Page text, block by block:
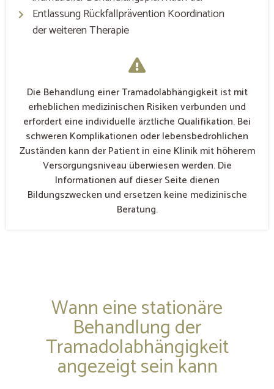
Entlassung Rückfallprävention Koordination
der weiteren Therapie
Die Behandlung einer Tramadolabhängigkeit ist mit
erheblichen medizinischen Risiken verbunden und
erfordert eine individuelle ärztliche Qualifikation. Bei
schweren Komplikationen oder lebensbedrohlichen
Zuständen kann der Patient in eine Klinik mit höherem
Versorgungsniveau überwiesen werden. Die
Informationen auf dieser Seite dienen
Bildungszwecken und ersetzen keine medizinische
Beratung.
Wann eine stationäre
Behandlung der
Tramadolabhängigkeit
angezeigt sein kann